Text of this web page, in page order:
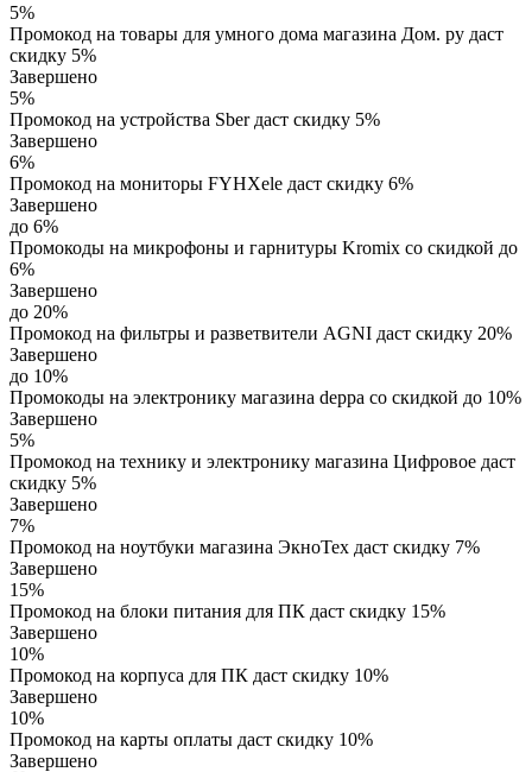
5%
Промокод на товары для умного дома магазина Дом. ру даст
скидку 5%
Завершено
5%
Промокод на устройства Sber даст скидку 5%
Завершено
6%
Промокод на мониторы FYHXele даст скидку 6%
Завершено
до 6%
Промокоды на микрофоны и гарнитуры Kromix со скидкой до
6%
Завершено
до 20%
Промокод на фильтры и разветвители AGNI даст скидку 20%
Завершено
до 10%
Промокоды на электронику магазина deppa со скидкой до 10%
Завершено
5%
Промокод на технику и электронику магазина Цифровое даст
скидку 5%
Завершено
7%
Промокод на ноутбуки магазина ЭкноТех даст скидку 7%
Завершено
15%
Промокод на блоки питания для ПК даст скидку 15%
Завершено
10%
Промокод на корпуса для ПК даст скидку 10%
Завершено
10%
Промокод на карты оплаты даст скидку 10%
Завершено